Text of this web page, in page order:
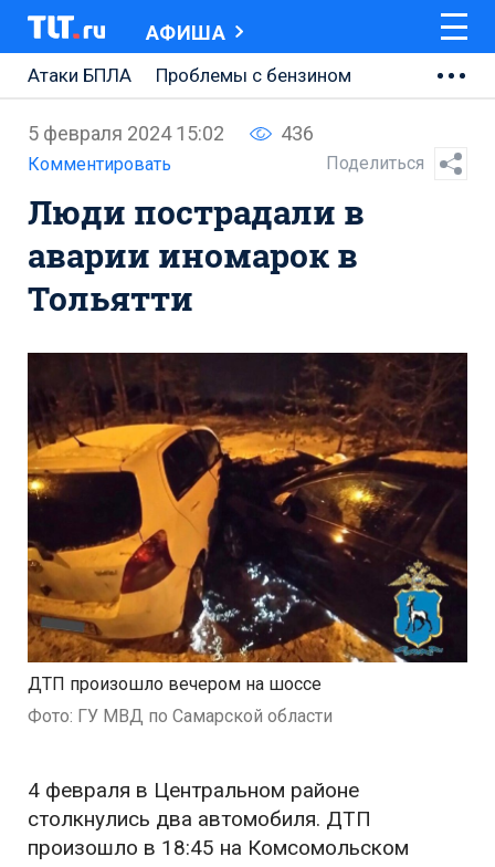
АФИША
Атаки БПЛА
Проблемы с бензином
АВТОВАЗ
Ремонт Центральной площади
Ремонт Обводного шоссе
Набережная Тольятти
Неделя Тольятти
5 февраля 2024 15:02 436
Комментировать Поделиться
Люди пострадали в
аварии иномарок в
Тольятти
ДТП произошло вечером на шоссе
Фото: ГУ МВД по Самарской области
4 февраля в Центральном районе
столкнулись два автомобиля. ДТП
произошло в 18:45 на Комсомольском